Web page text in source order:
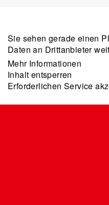
Sie sehen gerade einen
Daten an Drittanbieter
Mehr Informationen
Inhalt entsperren
Erforderlichen Service